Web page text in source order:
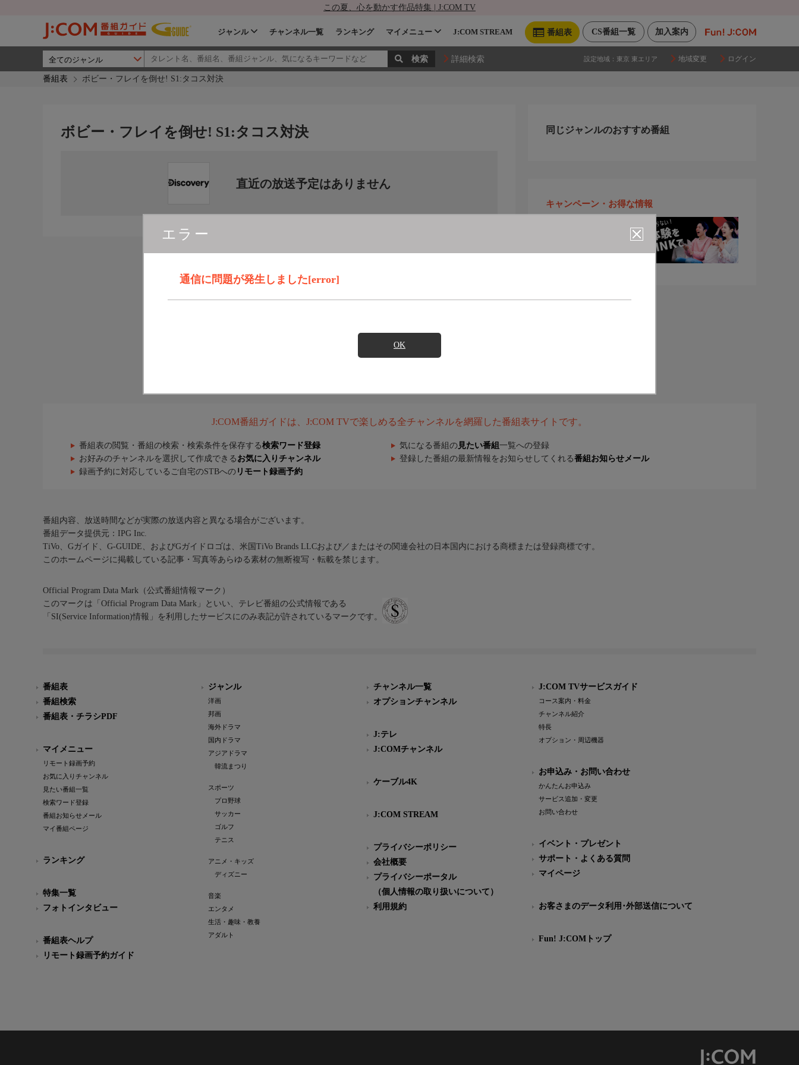
この夏、心を動かす作品特集 | J:COM TV
加入案内
CS番組一覧
番組表
ジャンル チャンネル一覧 ランキング マイメニュー J:COM STREAM
詳細検索 設定地域： 東京 東エリア 地域変更 ログイン
番組表 ボビー・フレイを倒せ! S1:タコス対決
エラー
通信に問題が発生しました[error]
OK
ボビー・フレイを倒せ! S1:タコス対決
直近の放送予定はありません
同じジャンルのおすすめ番組
キャンペーン・お得な情報
J:COM番組ガイドは、J:COM TVで楽しめる全チャンネルを網羅した番組表サイトです。
番組表の閲覧・番組の検索・検索条件を保存する検索ワード登録 気になる番組の 見たい番組 一覧への登録
お好みのチャンネルを選択して作成できる お気に入りチャンネル 登録した番組の最新情報をお知らせしてくれる番組お知らせメール
録画予約に対応しているご自宅のSTBへの リモート録画予約
番組内容、放送時間などが実際の放送内容と異なる場合がございます。
番組データ提供元：IPG Inc.
TiVo、Gガイド、G-GUIDE、およびGガイドロゴは、米国TiVo Brands LLCおよび／またはその関連会社の日本国内における商標または登録商標です。
このホームページに掲載している記事・写真等あらゆる素材の無断複写・転載を禁じます。
Official Program Data Mark（公式番組情報マーク）
このマークは「Official Program Data Mark」といい、テレビ番組の公式情報である
「SI(Service Information)情報」を利用したサービスにのみ表記が許されているマークです。
番組表
番組検索
番組表・チラシPDF
マイメニュー
リモート録画予約
お気に入りチャンネル
見たい番組一覧
検索ワード登録
番組お知らせメール
マイ番組ページ
ランキング
特集一覧
フォトインタビュー
番組表ヘルプ
リモート録画予約ガイド
ジャンル
洋画
邦画
海外ドラマ
国内ドラマ
アジアドラマ
韓流まつり
スポーツ
プロ野球
サッカー
ゴルフ
テニス
アニメ・キッズ
ディズニー
音楽
エンタメ
生活・趣味・教養
アダルト
チャンネル一覧
オプションチャンネル
J:テレ
J:COMチャンネル
ケーブル4K
J:COM STREAM
プライバシーポリシー
会社概要
プライバシーポータル
（個人情報の取り扱いについて）
利用規約
J:COM TVサービスガイド
コース案内・料金
チャンネル紹介
特長
オプション・周辺機器
お申込み・お問い合わせ
かんたんお申込み
サービス追加・変更
お問い合わせ
イベント・プレゼント
サポート・よくある質問
マイページ
お客さまのデータ利用･外部送信について
Fun! J:COMトップ